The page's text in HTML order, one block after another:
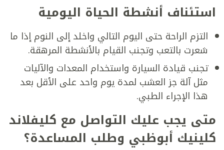
استئناف أنشطة الحياة اليومية
التزم الراحة حتى اليوم التالي واخلد إلى النوم إذا ما
شعرت بالتعب وتجنب القيام بالأنشطة المرهقة.
تجنب قيادة السيارة واستخدام المعدات والآليات
مثل آلة جز العشب لمدة يوم واحد على الأقل بعد
هذا الإجراء الطبي.
متى يجب عليك التواصل مع كليفلاند
كلينيك أبوظبي وطلب المساعدة؟